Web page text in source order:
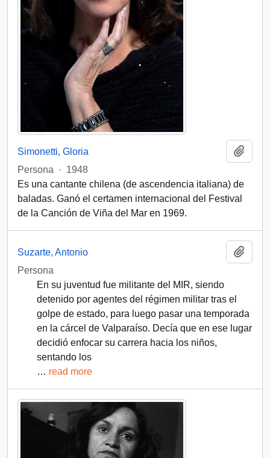
Simonetti, Gloria
Persona
· 1948
Es una cantante chilena (de ascendencia italiana) de
baladas. Ganó el certamen internacional del Festival
de la Canción de Viña del Mar en 1969.
Suzarte, Antonio
Persona
En su juventud fue militante del MIR, siendo
detenido por agentes del régimen militar tras el
golpe de estado, para luego pasar una temporada
en la cárcel de Valparaíso. Decía que en ese lugar
decidió enfocar su carrera hacia los niños,
sentando los
… read more